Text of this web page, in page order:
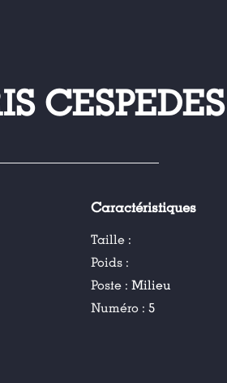
CESPEDES
Caractéristiques
Taille :
Poids :
Poste :Milieu
Numéro :5